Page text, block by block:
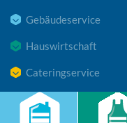
Gebäudeservice
Hauswirtschaft
Cateringservice
Sicherheitsservice